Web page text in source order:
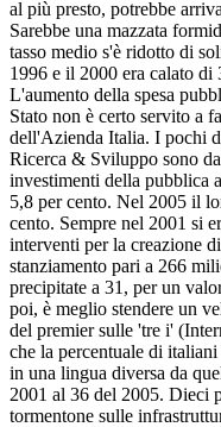
al più presto, potrebbe
Sarebbe una mazzata
tasso medio s'è ridotto di
1996 e il 2000 era calato di
L'aumento della spesa
Stato non è certo servito a
dell'Azienda Italia. I pochi
Ricerca & Sviluppo sono
investimenti della pubblica
5,8 per cento. Nel 2005 il
cento. Sempre nel 2001 si
interventi per la creazione
stanziamento pari a 266
precipitate a 31, per un
poi, è meglio stendere un
del premier sulle 'tre i'
che la percentuale di
in una lingua diversa da
2001 al 36 del 2005. Dieci
tormentone sulle